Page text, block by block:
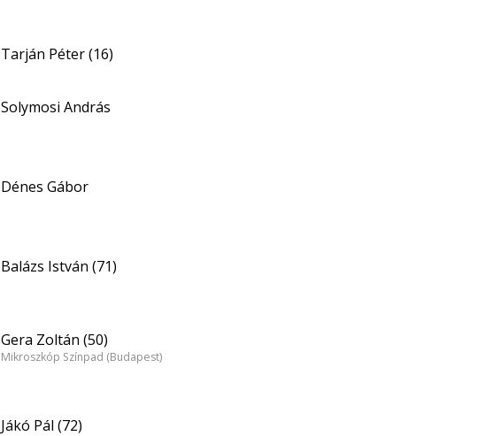
Tarján Péter (16)
Solymosi András
Dénes Gábor
Balázs István (71)
Gera Zoltán (50)
Mikroszkóp Színpad (Budapest)
Jákó Pál (72)